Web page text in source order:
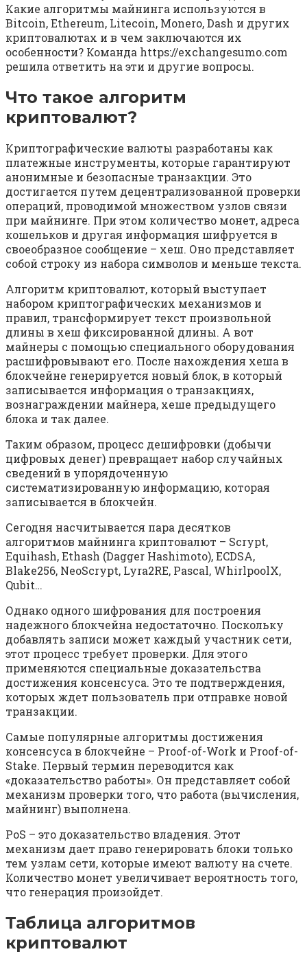
Какие алгоритмы майнинга используются в
Bitcoin, Ethereum, Litecoin, Monero, Dash и других
криптовалютах и в чем заключаются их
особенности? Команда https://exchangesumo.com
решила ответить на эти и другие вопросы.
Что такое алгоритм
криптовалют?
Криптографические валюты разработаны как
платежные инструменты, которые гарантируют
анонимные и безопасные транзакции. Это
достигается путем децентрализованной проверки
операций, проводимой множеством узлов связи
при майнинге. При этом количество монет, адреса
кошельков и другая информация шифруется в
своеобразное сообщение – хеш. Оно представляет
собой строку из набора символов и меньше текста.
Алгоритм криптовалют, который выступает
набором криптографических механизмов и
правил, трансформирует текст произвольной
длины в хеш фиксированной длины. А вот
майнеры с помощью специального оборудования
расшифровывают его. После нахождения хеша в
блокчейне генерируется новый блок, в который
записывается информация о транзакциях,
вознаграждении майнера, хеше предыдущего
блока и так далее.
Таким образом, процесс дешифровки (добычи
цифровых денег) превращает набор случайных
сведений в упорядоченную
систематизированную информацию, которая
записывается в блокчейн.
Сегодня насчитывается пара десятков
алгоритмов майнинга криптовалют – Scrypt,
Equihash, Ethash (Dagger Hashimoto), ECDSA,
Blake256, NeoScrypt, Lyra2RE, Pascal, WhirlpoolX,
Qubit…
Однако одного шифрования для построения
надежного блокчейна недостаточно. Поскольку
добавлять записи может каждый участник сети,
этот процесс требует проверки. Для этого
применяются специальные доказательства
достижения консенсуса. Это те подтверждения,
которых ждет пользователь при отправке новой
транзакции.
Самые популярные алгоритмы достижения
консенсуса в блокчейне – Proof-of-Work и Proof-of-
Stake. Первый термин переводится как
«доказательство работы». Он представляет собой
механизм проверки того, что работа (вычисления,
майнинг) выполнена.
PoS – это доказательство владения. Этот
механизм дает право генерировать блоки только
тем узлам сети, которые имеют валюту на счете.
Количество монет увеличивает вероятность того,
что генерация произойдет.
Таблица алгоритмов
криптовалют